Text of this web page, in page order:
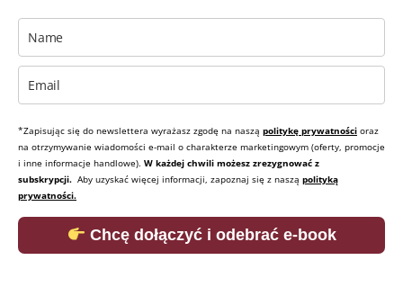
*Zapisując się do newslettera wyrażasz zgodę na naszą politykę prywatności oraz
na otrzymywanie wiadomości e-mail o charakterze marketingowym (oferty, promocje
i inne informacje handlowe). W każdej chwili możesz zrezygnować z
subskrypcji. Aby uzyskać więcej informacji, zapoznaj się z naszą polityką
prywatności.
Chcę dołączyć i odebrać e-book